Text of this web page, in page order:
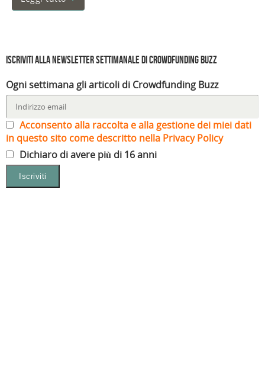
Iscriviti alla Newsletter settimanale di Crowdfunding Buzz
Ogni settimana gli articoli di Crowdfunding Buzz
Acconsento alla raccolta e alla gestione dei miei dati
in questo sito come descritto nella Privacy Policy
Dichiaro di avere più di 16 anni